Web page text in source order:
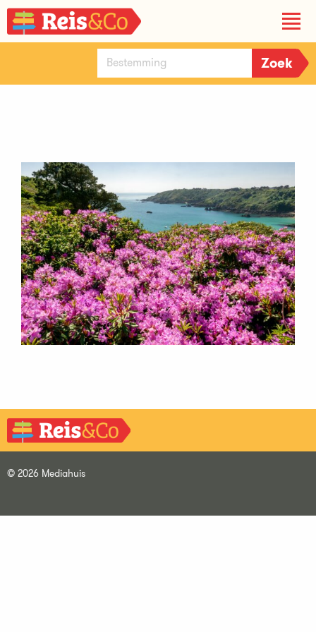
© 2026 Mediahuis